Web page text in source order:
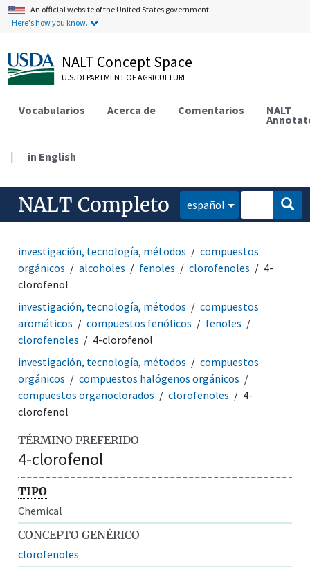
An official website of the United States government.
Here's how you know.
NALT Concept Space
U.S. DEPARTMENT OF AGRICULTURE
Vocabularios Acerca de Comentarios NALT
| in English
NALT Completo español
investigación, tecnología, métodos
compuestos
orgánicos
alcoholes fenoles clorofenoles
4-
clorofenol
investigación, tecnología, métodos
compuestos
aromáticos
compuestos fenólicos
fenoles
clorofenoles
4-clorofenol
investigación, tecnología, métodos
compuestos
orgánicos
compuestos halógenos orgánicos
compuestos organoclorados
clorofenoles
4-
clorofenol
TÉRMINO PREFERIDO
4-clorofenol
TIPO
Chemical
CONCEPTO GENÉRICO
clorofenoles